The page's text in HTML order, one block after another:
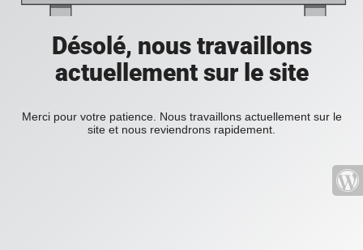
Désolé, nous travaillons
actuellement sur le site
Merci pour votre patience. Nous travaillons actuellement sur le
site et nous reviendrons rapidement.